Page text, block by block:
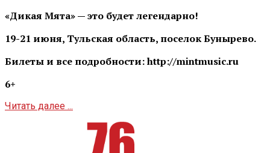
«Дикая Мята» — это будет легендарно!
19-21 июня, Тульская область, поселок Бунырево.
Билеты и все подробности: http://mintmusic.ru
6+
Читать далее ...